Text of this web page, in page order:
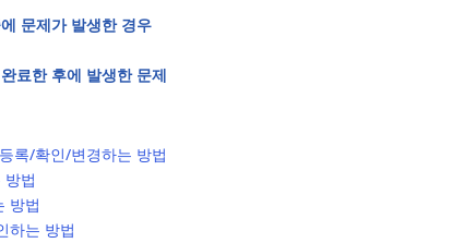
문제가 발생한 경우
료한 후에 발생한 문제
록/확인/변경하는 방법
방법
방법
하는 방법